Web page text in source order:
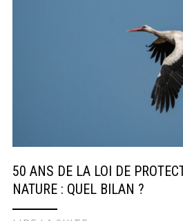
50 ANS DE LA LOI DE
NATURE : QUEL BILAN ?